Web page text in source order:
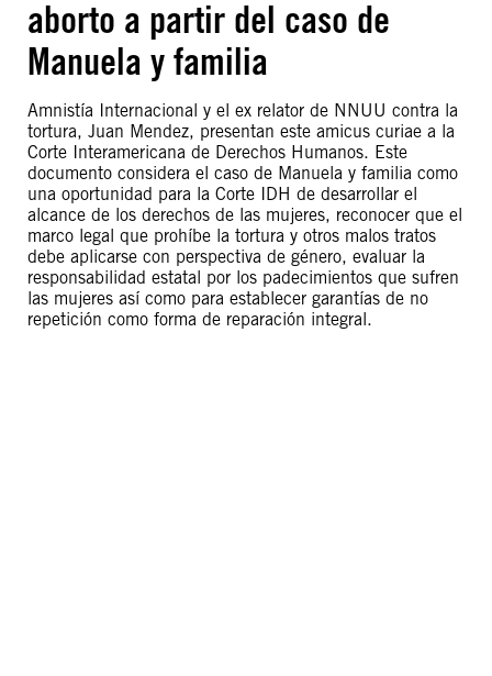
aborto a partir del caso de
Manuela y familia
Amnistía Internacional y el ex relator de NNUU contra la
tortura, Juan Mendez, presentan este amicus curiae a la
Corte Interamericana de Derechos Humanos. Este
documento considera el caso de Manuela y familia como
una oportunidad para la Corte IDH de desarrollar el
alcance de los derechos de las mujeres, reconocer que el
marco legal que prohíbe la tortura y otros malos tratos
debe aplicarse con perspectiva de género, evaluar la
responsabilidad estatal por los padecimientos que sufren
las mujeres así como para establecer garantías de no
repetición como forma de reparación integral.